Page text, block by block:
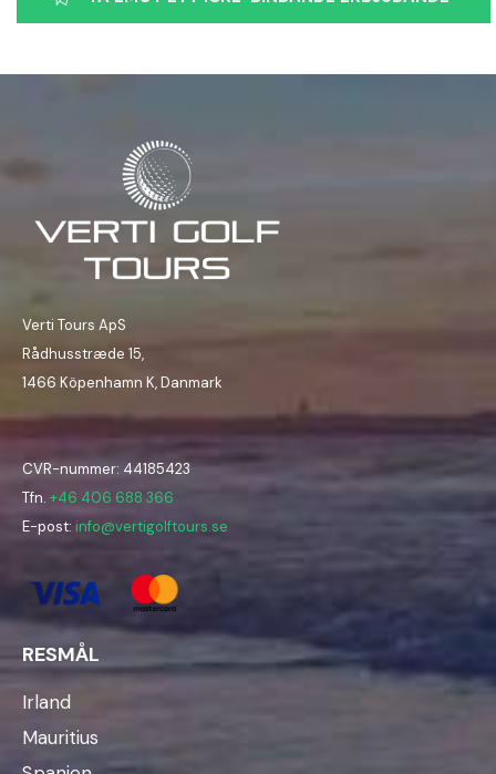
Verti Tours ApS
Rådhusstræde 15,
1466 Köpenhamn K, Danmark
CVR-nummer: 44185423
Tfn. +46 406 688 366
E-post: info@vertigolftours.se
RESMÅL
Irland
Mauritius